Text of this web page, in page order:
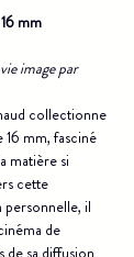
mm
image par
collectionne
mm, fasciné
matière si
cette
il
de
de sa diffusion